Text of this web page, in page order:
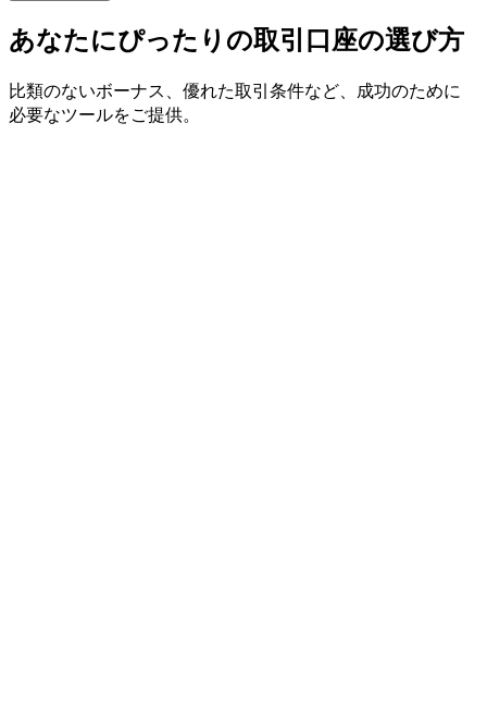
あなたにぴったりの取引口座の選び方
比類のないボーナス、 優れた取引条件など、 成功のために
必要なツールをご提供。